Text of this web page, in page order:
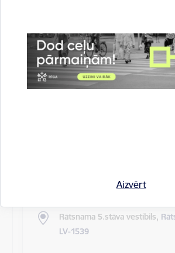
Aizvērt
14.sēde (ārkārtas)
Sēdes darba kārtība: Grozījumi
gada 19. aprīļa saistošajos
kārtību, kādā tiek…
Rātsnama 5.stāva vestibils,
LV-1539